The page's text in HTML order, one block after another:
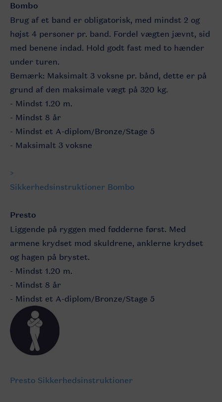
Bombo
Brug af et band er obligatorisk, med mindst 2 og
højst 4 personer pr. band. Fordel vægten jævnt, sid
med benene indad. Hold godt fast med to hænder
under turen.
Bemærk: Maksimalt 3 voksne pr. bånd, dette er på
grund af den maksimale vægt på 320 kg.
- Mindst 1.20 m.
- Mindst 8 år
- Mindst et A-diplom/Bronze/Stage 5
- Maksimalt 3 voksne
>
Sikkerhedsinstruktioner Bombo
Presto
Liggende på ryggen med fødderne først. Med
armene krydset mod skuldrene, anklerne krydset
og hagen på brystet.
- Mindst 1.20 m.
- Mindst 8 år
- Mindst et A-diplom/Bronze/Stage 5
Presto Sikkerhedsinstruktioner